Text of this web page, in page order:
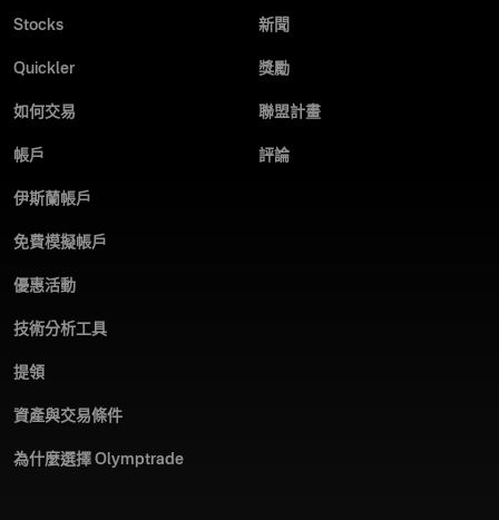
Stocks
Quickler
如何交易
帳戶
伊斯蘭帳戶
免費模擬帳戶
優惠活動
技術分析工具
提領
資產與交易條件
為什麼選擇 Olymptrade
新聞
獎勵
聯盟計畫
評論